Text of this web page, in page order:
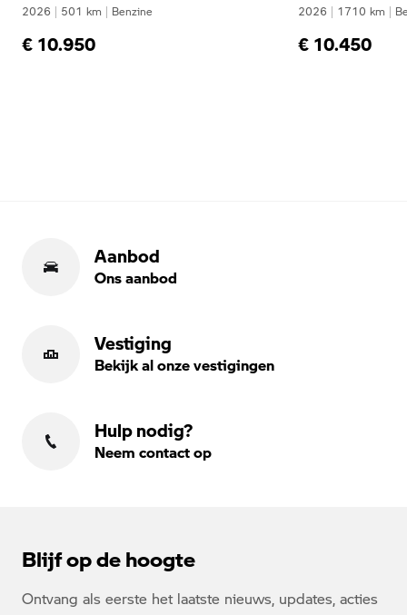
2026 | 501 km | Benzine
€ 10.950
2026 | 1710 km |
€ 10.450
Aanbod
Ons aanbod
Vestiging
Bekijk al onze vestigingen
Hulp nodig?
Neem contact op
Blijf op de hoogte
Ontvang als eerste het laatste nieuws, updates, acties